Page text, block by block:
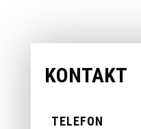
KONTAKT
TELEFON